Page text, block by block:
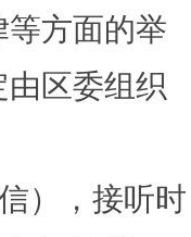
方面的举
区委组织
），接听时